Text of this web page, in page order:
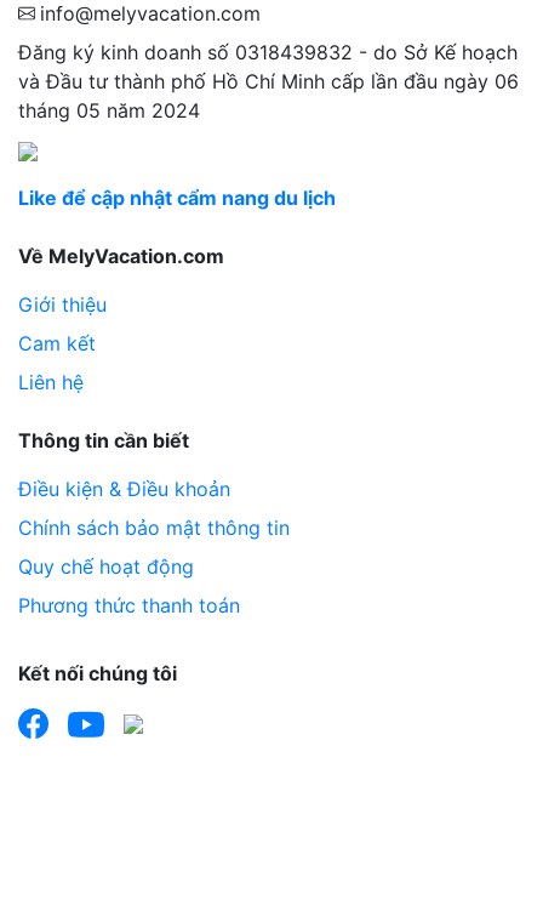
info@melyvacation.com
Đăng ký kinh doanh số 0318439832 - do Sở Kế hoạch
và Đầu tư thành phố Hồ Chí Minh cấp lần đầu ngày 06
tháng 05 năm 2024
Like để cập nhật cẩm nang du lịch
Về MelyVacation.com
Giới thiệu
Cam kết
Liên hệ
Thông tin cần biết
Điều kiện & Điều khoản
Chính sách bảo mật thông tin
Quy chế hoạt động
Phương thức thanh toán
Kết nối chúng tôi